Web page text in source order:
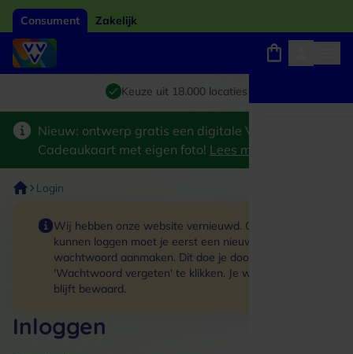
Consument Zakelijk
Giftcard van het jaar 2026
Keuze uit 18.000 locaties
Winkels, webshops en uitjes
Nieuw: ontwerp gratis een digitale VVV
Cadeaukaart met eigen foto! Lees meer
Login
Wij hebben onze website vernieuwd. Om in te
kunnen loggen moet je eerst een nieuw
wachtwoord aanmaken. Dit doe je door op de link
'Wachtwoord vergeten' te klikken. Je winkelmand
blijft bewaard.
Inloggen